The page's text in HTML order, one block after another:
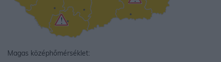
Magas középhőmérséklet: